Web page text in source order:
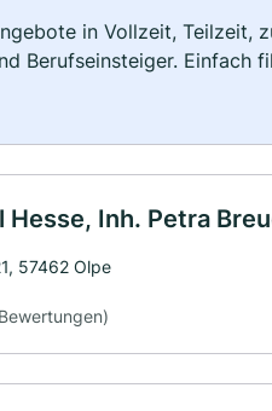
in Vollzeit, Teilzeit,
Berufseinsteiger. Einfach
Hesse, Inh. Petra
57462 Olpe